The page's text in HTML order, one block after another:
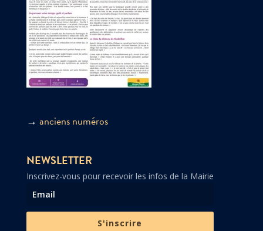
→ anciens numéros
NEWSLETTER
Inscrivez-vous pour recevoir les infos de la Mairie
S'inscrire